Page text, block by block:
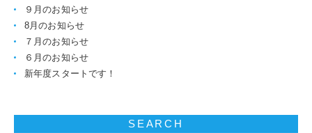
９月のお知らせ
8月のお知らせ
７月のお知らせ
６月のお知らせ
新年度スタートです！
SEARCH